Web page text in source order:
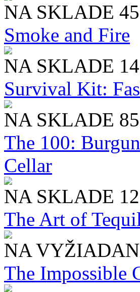
NA SKLADE
Smoke and Fire
NA SKLADE
Survival Kit:
NA SKLADE
The 100:
Cellar
NA SKLADE
The Art of
NA
The Impossible